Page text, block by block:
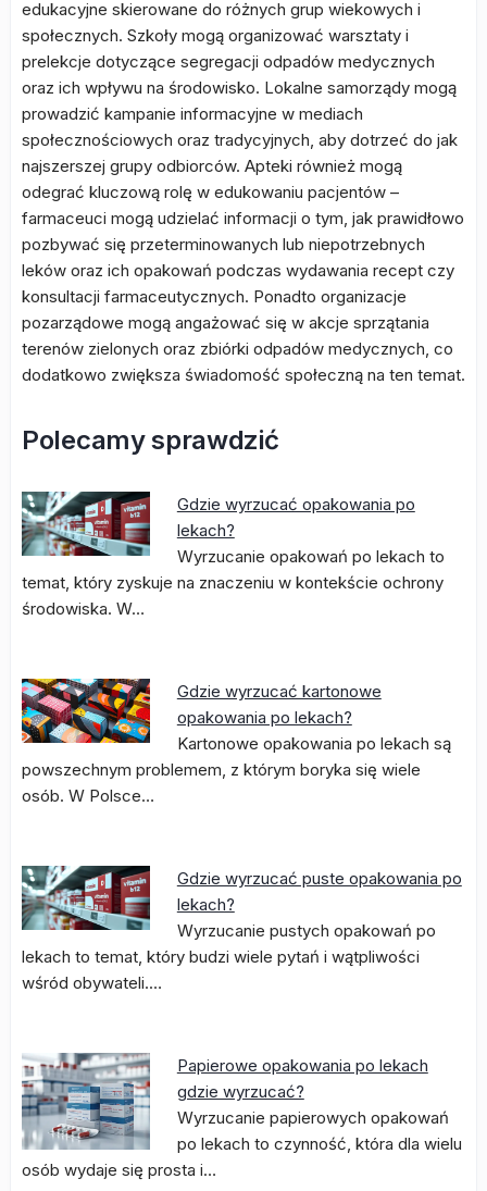
edukacyjne skierowane do różnych grup wiekowych i
społecznych. Szkoły mogą organizować warsztaty i
prelekcje dotyczące segregacji odpadów medycznych
oraz ich wpływu na środowisko. Lokalne samorządy mogą
prowadzić kampanie informacyjne w mediach
społecznościowych oraz tradycyjnych, aby dotrzeć do jak
najszerszej grupy odbiorców. Apteki również mogą
odegrać kluczową rolę w edukowaniu pacjentów –
farmaceuci mogą udzielać informacji o tym, jak prawidłowo
pozbywać się przeterminowanych lub niepotrzebnych
leków oraz ich opakowań podczas wydawania recept czy
konsultacji farmaceutycznych. Ponadto organizacje
pozarządowe mogą angażować się w akcje sprzątania
terenów zielonych oraz zbiórki odpadów medycznych, co
dodatkowo zwiększa świadomość społeczną na ten temat.
Polecamy sprawdzić
Gdzie wyrzucać opakowania po
lekach?
Wyrzucanie opakowań po lekach to
temat, który zyskuje na znaczeniu w kontekście ochrony
środowiska. W…
Gdzie wyrzucać kartonowe
opakowania po lekach?
Kartonowe opakowania po lekach są
powszechnym problemem, z którym boryka się wiele
osób. W Polsce…
Gdzie wyrzucać puste opakowania po
lekach?
Wyrzucanie pustych opakowań po
lekach to temat, który budzi wiele pytań i wątpliwości
wśród obywateli.…
Papierowe opakowania po lekach
gdzie wyrzucać?
Wyrzucanie papierowych opakowań
po lekach to czynność, która dla wielu
osób wydaje się prosta i…